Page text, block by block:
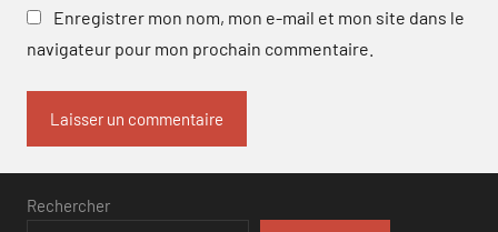
Enregistrer mon nom, mon e-mail et mon site dans le
navigateur pour mon prochain commentaire.
Rechercher